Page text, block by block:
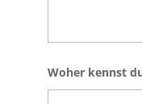
Woher kennst